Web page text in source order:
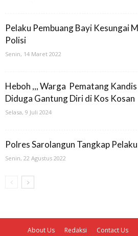
Pelaku Pembuang Bayi Kesungai
Polisi
Senin, 14 Maret 2022
Heboh ,,, Warga Pematang
Diduga Gantung Diri di Kos Kosan
Selasa, 9 Juli 2024
Polres Sarolangun Tangkap
Senin, 22 Agustus 2022
About Us Redaksi Contact Us